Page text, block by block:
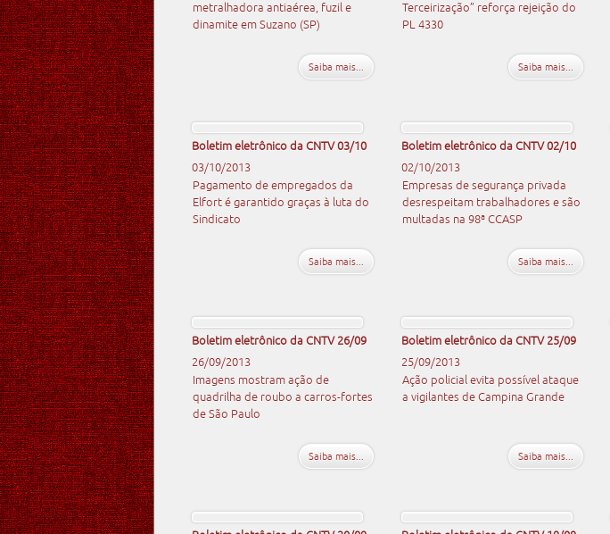
metralhadora antiaérea, fuzil e
dinamite em Suzano (SP)
Saiba mais...
Terceirização” reforça rejeição do
PL 4330
Saiba mais...
Boletim eletrônico da CNTV 03/10
03/10/2013
Pagamento de empregados da
Elfort é garantido graças à luta do
Sindicato
Saiba mais...
Boletim eletrônico da CNTV 02/10
02/10/2013
Empresas de segurança privada
desrespeitam trabalhadores e são
multadas na 98ª CCASP
Saiba mais...
Boletim eletrônico da CNTV 26/09
26/09/2013
Imagens mostram ação de
quadrilha de roubo a carros-fortes
de São Paulo
Saiba mais...
Boletim eletrônico da CNTV 25/09
25/09/2013
Ação policial evita possível ataque
a vigilantes de Campina Grande
Saiba mais...